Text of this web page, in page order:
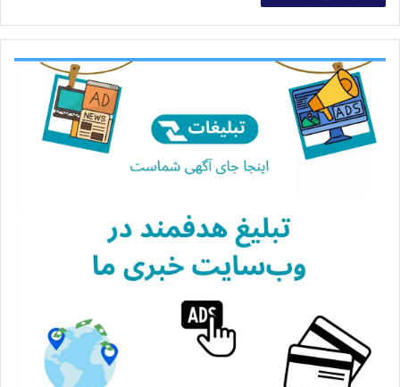
ذکایی در پاسخ به پرسشی درباره جلب بازدیدکنندگان از
کشورهای همسایه می‌گوید: «راستش فعالیت خاصی در این
دوره نداشته‌ایم مگر کسانی که از دوره‌های قبل ما را می‌شناختند
و حالا در اطلاع‌رسانی‌ها باخبر می‌شوند. البته در دوره‌های قبلی
شماری از دست‌اندرکاران چاپ دیجیتال از کشورهای عراق و
افغانستان و بعضی همسایه‌ها و حتی چینی‌ها از نمایشگاه چاپ
دیجیتال بازدید می‌کردند. یکی از چینی‌های فعال در زمینه
تجارت ماشین‌آلات و مواد مصرفی چاپ دیجیتال را دیدم که
۸ دوره برگزاری این نمایشگاه در منطقه تا حدی شناخته شده
است. اما می‌دانید که ما تولید دستگاه و مواد مصرفی محدودی
در شاخه چاپ دیجیتال داریم و بیشتر نمایندگی محصولات
خارجی در نمایشگاه حضور می‌یابند، همچنین به خاطر
محدودیت‌های ارزی و تجاری، با محدودیت‌هایی روبرو هستیم،
بنابراین همسایه‌ها در کشور خودشان راحت‌تر به آن محصولات
دسترسی دارند. اما مزیت این نمایشگاه برای آنها از نظر
شناخت مراکز خدمات چاپ دیجیتال هم کم نیست.»